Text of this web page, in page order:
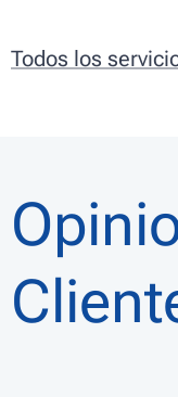
Todos los